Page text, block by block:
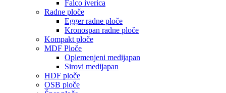
Falco iverica
Radne ploče
Egger radne ploče
Kronospan radne ploče
Kompakt ploče
MDF Ploče
Oplemenjeni medijapan
Sirovi medijapan
HDF ploče
OSB ploče